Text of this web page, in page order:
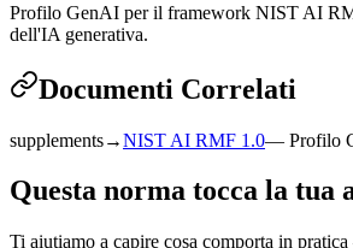
Profilo GenAI per il framework NIST AI
dell'IA generativa.
Documenti Correlati
supplements→NIST AI RMF 1.0— Profilo
Questa norma tocca la tua
Ti aiutiamo a capire cosa comporta in